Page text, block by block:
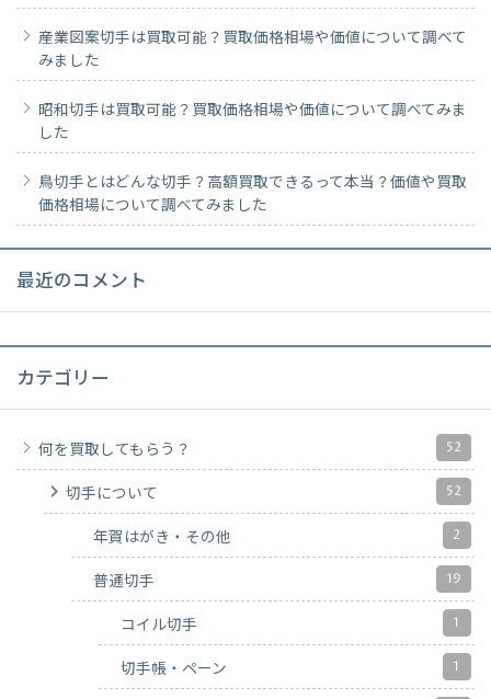
産業図案切手は買取可能？買取価格相場や価値について調べて
みました
昭和切手は買取可能？買取価格相場や価値について調べてみま
した
鳥切手とはどんな切手？高額買取できるって本当？価値や買取
価格相場について調べてみました
最近のコメント
カテゴリー
何を買取してもらう？ 52
切手について 52
年賀はがき・その他 2
普通切手 19
コイル切手 1
切手帳・ペーン 1